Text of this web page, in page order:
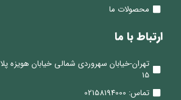
محصولات ما
ارتباط با ما
15
تماس: 02158194000